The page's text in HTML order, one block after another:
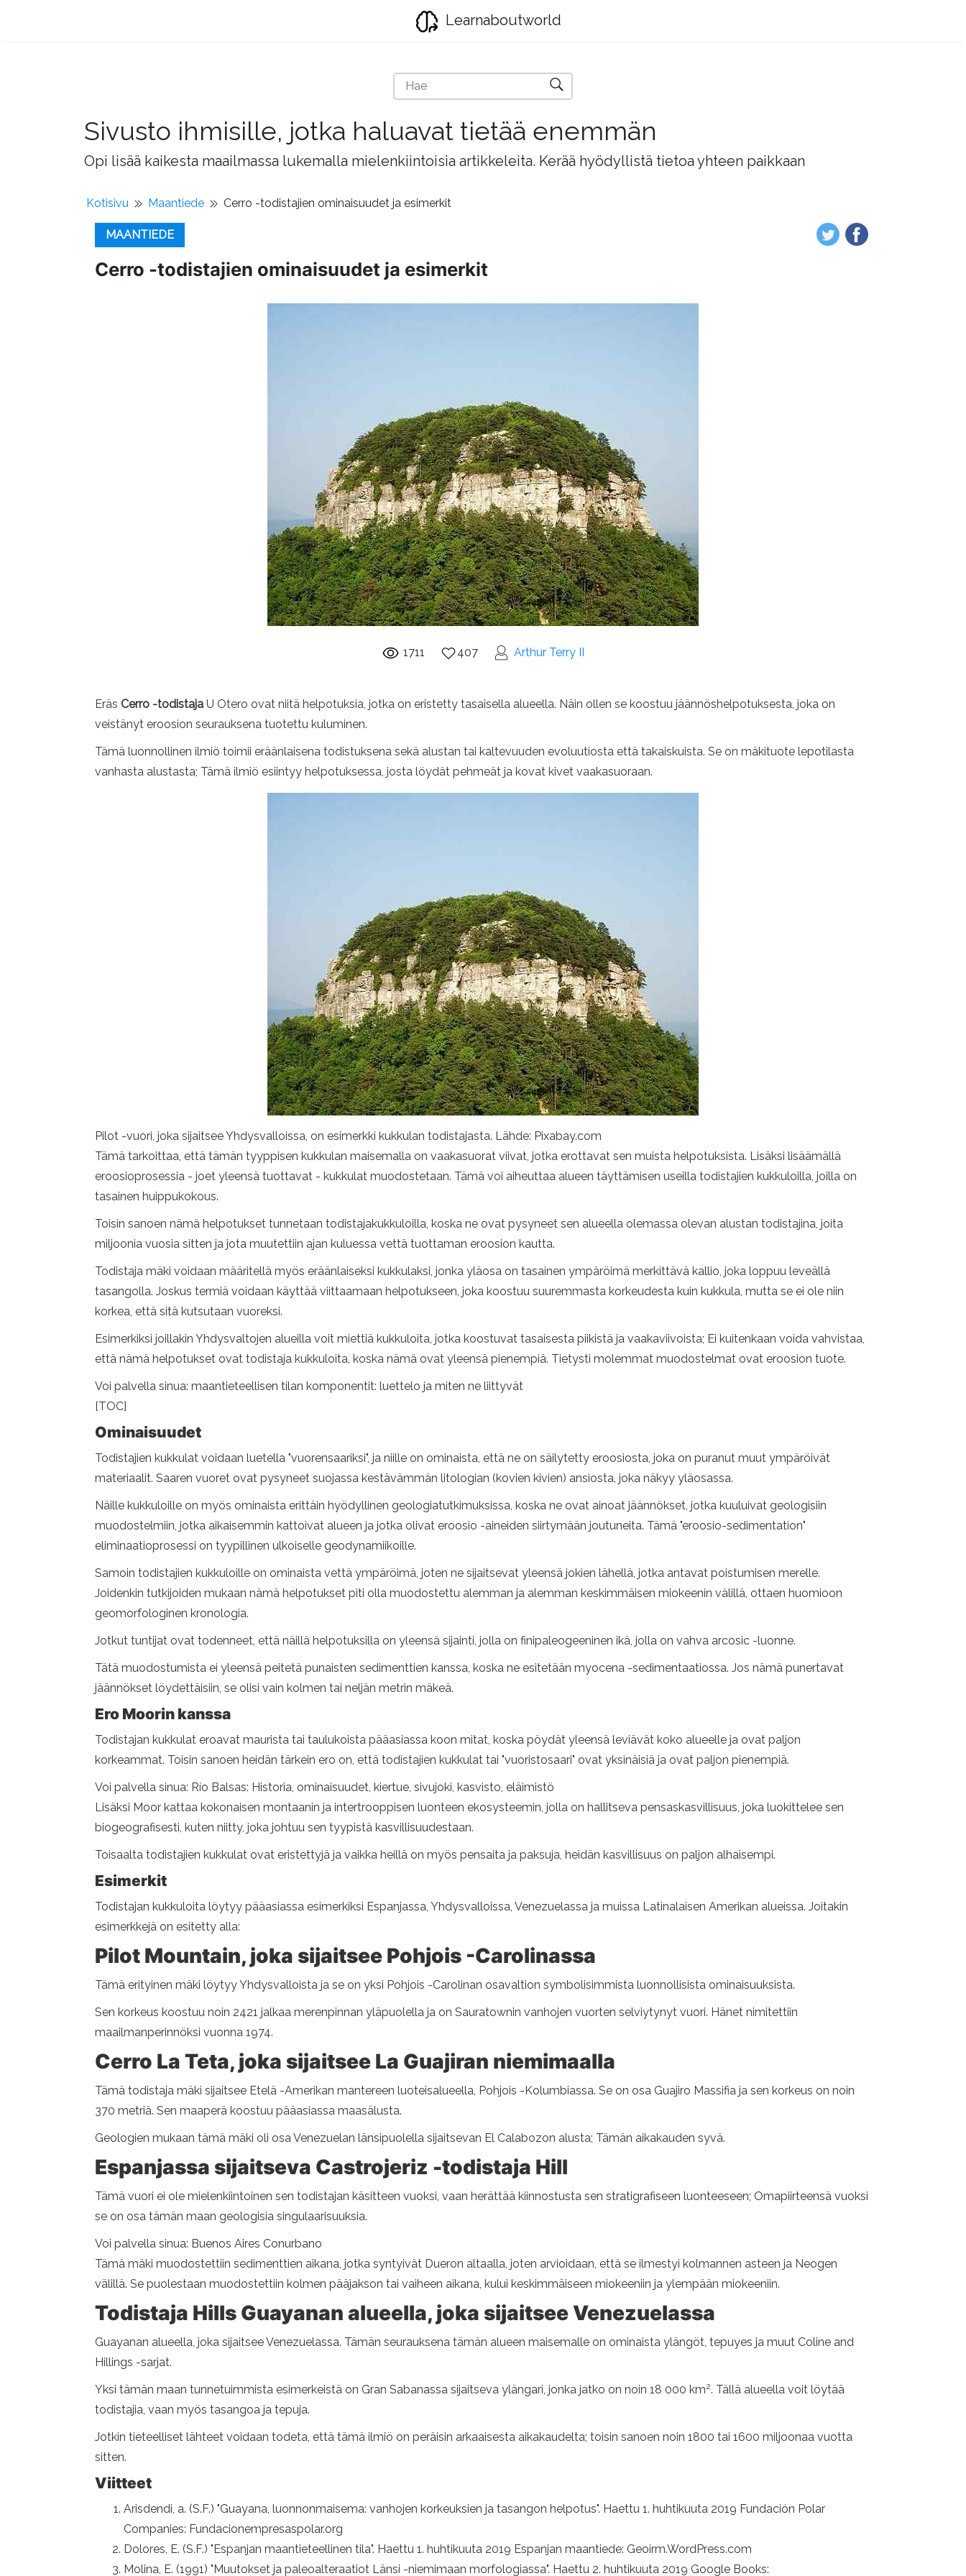
Learnaboutworld
Sivusto ihmisille, jotka haluavat tietää enemmän
Opi lisää kaikesta maailmassa lukemalla mielenkiintoisia artikkeleita. Kerää hyödyllistä tietoa yhteen paikkaan
Kotisivu Maantiede Cerro -todistajien ominaisuudet ja esimerkit
MAANTIEDE
Cerro -todistajien ominaisuudet ja esimerkit
1711 407 Arthur Terry II
Eräs Cerro -todistaja U Otero ovat niitä helpotuksia, jotka on eristetty tasaisella alueella. Näin ollen se koostuu jäännöshelpotuksesta, joka on
veistänyt eroosion seurauksena tuotettu kuluminen.
Tämä luonnollinen ilmiö toimii eräänlaisena todistuksena sekä alustan tai kaltevuuden evoluutiosta että takaiskuista. Se on mäkituote lepotilasta
vanhasta alustasta; Tämä ilmiö esiintyy helpotuksessa, josta löydät pehmeät ja kovat kivet vaakasuoraan.
Pilot -vuori, joka sijaitsee Yhdysvalloissa, on esimerkki kukkulan todistajasta. Lähde: Pixabay.com
Tämä tarkoittaa, että tämän tyyppisen kukkulan maisemalla on vaakasuorat viivat, jotka erottavat sen muista helpotuksista. Lisäksi lisäämällä
eroosioprosessia - joet yleensä tuottavat - kukkulat muodostetaan. Tämä voi aiheuttaa alueen täyttämisen useilla todistajien kukkuloilla, joilla on
tasainen huippukokous.
Toisin sanoen nämä helpotukset tunnetaan todistajakukkuloilla, koska ne ovat pysyneet sen alueella olemassa olevan alustan todistajina, joita
miljoonia vuosia sitten ja jota muutettiin ajan kuluessa vettä tuottaman eroosion kautta.
Todistaja mäki voidaan määritellä myös eräänlaiseksi kukkulaksi, jonka yläosa on tasainen ympäröimä merkittävä kallio, joka loppuu leveällä
tasangolla. Joskus termiä voidaan käyttää viittaamaan helpotukseen, joka koostuu suuremmasta korkeudesta kuin kukkula, mutta se ei ole niin
korkea, että sitä kutsutaan vuoreksi.
Esimerkiksi joillakin Yhdysvaltojen alueilla voit miettiä kukkuloita, jotka koostuvat tasaisesta piikistä ja vaakaviivoista; Ei kuitenkaan voida vahvistaa,
että nämä helpotukset ovat todistaja kukkuloita, koska nämä ovat yleensä pienempiä. Tietysti molemmat muodostelmat ovat eroosion tuote.
Voi palvella sinua: maantieteellisen tilan komponentit: luettelo ja miten ne liittyvät
[TOC]
Ominaisuudet
Todistajien kukkulat voidaan luetella "vuorensaariksi", ja niille on ominaista, että ne on säilytetty eroosiosta, joka on puranut muut ympäröivät
materiaalit. Saaren vuoret ovat pysyneet suojassa kestävämmän litologian (kovien kivien) ansiosta, joka näkyy yläosassa.
Näille kukkuloille on myös ominaista erittäin hyödyllinen geologiatutkimuksissa, koska ne ovat ainoat jäännökset, jotka kuuluivat geologisiin
muodostelmiin, jotka aikaisemmin kattoivat alueen ja jotka olivat eroosio -aineiden siirtymään joutuneita. Tämä "eroosio-sedimentation"
eliminaatioprosessi on tyypillinen ulkoiselle geodynamiikoille.
Samoin todistajien kukkuloille on ominaista vettä ympäröimä, joten ne sijaitsevat yleensä jokien lähellä, jotka antavat poistumisen merelle.
Joidenkin tutkijoiden mukaan nämä helpotukset piti olla muodostettu alemman ja alemman keskimmäisen miokeenin välillä, ottaen huomioon
geomorfologinen kronologia.
Jotkut tuntijat ovat todenneet, että näillä helpotuksilla on yleensä sijainti, jolla on finipaleogeeninen ikä, jolla on vahva arcosic -luonne.
Tätä muodostumista ei yleensä peitetä punaisten sedimenttien kanssa, koska ne esitetään myocena -sedimentaatiossa. Jos nämä punertavat
jäännökset löydettäisiin, se olisi vain kolmen tai neljän metrin mäkeä.
Ero Moorin kanssa
Todistajan kukkulat eroavat maurista tai taulukoista pääasiassa koon mitat, koska pöydät yleensä leviävät koko alueelle ja ovat paljon
korkeammat. Toisin sanoen heidän tärkein ero on, että todistajien kukkulat tai "vuoristosaari" ovat yksinäisiä ja ovat paljon pienempiä.
Voi palvella sinua: Río Balsas: Historia, ominaisuudet, kiertue, sivujoki, kasvisto, eläimistö
Lisäksi Moor kattaa kokonaisen montaanin ja intertrooppisen luonteen ekosysteemin, jolla on hallitseva pensaskasvillisuus, joka luokittelee sen
biogeografisesti, kuten niitty, joka johtuu sen tyypistä kasvillisuudestaan.
Toisaalta todistajien kukkulat ovat eristettyjä ja vaikka heillä on myös pensaita ja paksuja, heidän kasvillisuus on paljon alhaisempi.
Esimerkit
Todistajan kukkuloita löytyy pääasiassa esimerkiksi Espanjassa, Yhdysvalloissa, Venezuelassa ja muissa Latinalaisen Amerikan alueissa. Joitakin
esimerkkejä on esitetty alla:
Pilot Mountain, joka sijaitsee Pohjois -Carolinassa
Tämä erityinen mäki löytyy Yhdysvalloista ja se on yksi Pohjois -Carolinan osavaltion symbolisimmista luonnollisista ominaisuuksista.
Sen korkeus koostuu noin 2421 jalkaa merenpinnan yläpuolella ja on Sauratownin vanhojen vuorten selviytynyt vuori. Hänet nimitettiin
maailmanperinnöksi vuonna 1974.
Cerro La Teta, joka sijaitsee La Guajiran niemimaalla
Tämä todistaja mäki sijaitsee Etelä -Amerikan mantereen luoteisalueella, Pohjois -Kolumbiassa. Se on osa Guajiro Massifia ja sen korkeus on noin
370 metriä. Sen maaperä koostuu pääasiassa maasälusta.
Geologien mukaan tämä mäki oli osa Venezuelan länsipuolella sijaitsevan El Calabozon alusta; Tämän aikakauden syvä.
Espanjassa sijaitseva Castrojeriz -todistaja Hill
Tämä vuori ei ole mielenkiintoinen sen todistajan käsitteen vuoksi, vaan herättää kiinnostusta sen stratigrafiseen luonteeseen; Omapiirteensä vuoksi
se on osa tämän maan geologisia singulaarisuuksia.
Voi palvella sinua: Buenos Aires Conurbano
Tämä mäki muodostettiin sedimenttien aikana, jotka syntyivät Dueron altaalla, joten arvioidaan, että se ilmestyi kolmannen asteen ja Neogen
välillä. Se puolestaan ​​muodostettiin kolmen pääjakson tai vaiheen aikana, kului keskimmäiseen miokeeniin ja ylempään miokeeniin.
Todistaja Hills Guayanan alueella, joka sijaitsee Venezuelassa
Guayanan alueella, joka sijaitsee Venezuelassa. Tämän seurauksena tämän alueen maisemalle on ominaista ylängöt, tepuyes ja muut Coline and
Hillings -sarjat.
Yksi tämän maan tunnetuimmista esimerkeistä on Gran Sabanassa sijaitseva ylängari, jonka jatko on noin 18 000 km2. Tällä alueella voit löytää
todistajia, vaan myös tasangoa ja tepuja.
Jotkin tieteelliset lähteet voidaan todeta, että tämä ilmiö on peräisin arkaaisesta aikakaudelta; toisin sanoen noin 1800 tai 1600 miljoonaa vuotta
sitten.
Viitteet
Arisdendi, a. (S.F.) "Guayana, luonnonmaisema: vanhojen korkeuksien ja tasangon helpotus". Haettu 1. huhtikuuta 2019 Fundación Polar
Companies: Fundacionempresaspolar.org
Dolores, E. (S.F.) "Espanjan maantieteellinen tila". Haettu 1. huhtikuuta 2019 Espanjan maantiede: Geoirm.WordPress.com
Molina, E. (1991) "Muutokset ja paleoalteraatiot Länsi -niemimaan morfologiassa". Haettu 2. huhtikuuta 2019 Google Books: